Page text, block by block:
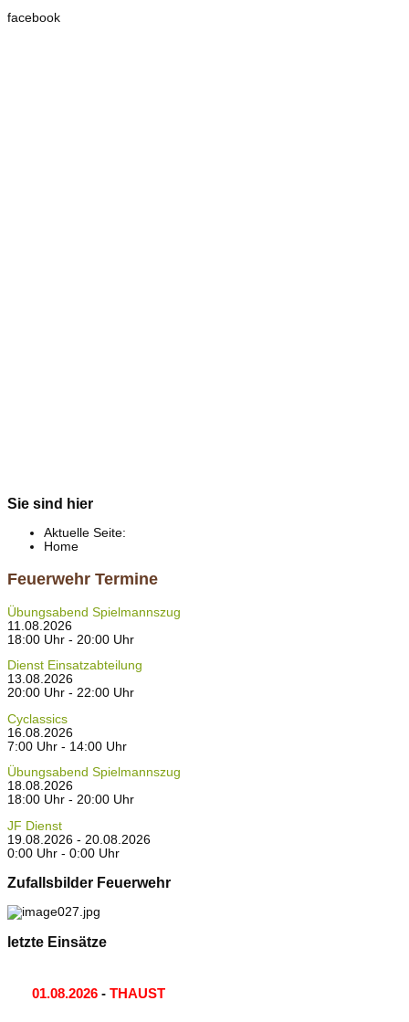
facebook
Sie sind hier
Aktuelle Seite:
Home
Feuerwehr Termine
Übungsabend Spielmannszug
11.08.2026
18:00 Uhr - 20:00 Uhr
Dienst Einsatzabteilung
13.08.2026
20:00 Uhr - 22:00 Uhr
Cyclassics
16.08.2026
7:00 Uhr - 14:00 Uhr
Übungsabend Spielmannszug
18.08.2026
18:00 Uhr - 20:00 Uhr
JF Dienst
19.08.2026 - 20.08.2026
0:00 Uhr - 0:00 Uhr
Zufallsbilder Feuerwehr
letzte Einsätze
01.08.2026 - THAUST